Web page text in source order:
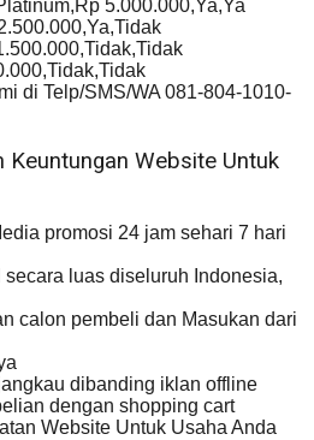
5.000.000,Ya,Ya
di Telp/SMS/WA 081-804-1010-
Keuntungan Website Untuk
promosi 24 jam sehari 7 hari
luas diseluruh Indonesia,
calon pembeli dan Masukan dari
dibanding iklan offline
dengan shopping cart
Website Untuk Usaha Anda